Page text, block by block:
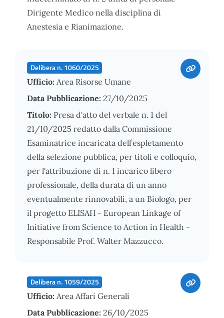
Dirigente Medico nella disciplina di
Anestesia e Rianimazione.
Delibera n. 1060/2025
Ufficio: Area Risorse Umane
Data Pubblicazione: 27/10/2025
Titolo: Presa d'atto del verbale n. 1 del
21/10/2025 redatto dalla Commissione
Esaminatrice incaricata dell’espletamento
della selezione pubblica, per titoli e colloquio,
per l'attribuzione di n. 1 incarico libero
professionale, della durata di un anno
eventualmente rinnovabili, a un Biologo, per
il progetto ELISAH - European Linkage of
Initiative from Science to Action in Health -
Responsabile Prof. Walter Mazzucco.
Delibera n. 1059/2025
Ufficio: Area Affari Generali
Data Pubblicazione: 26/10/2025